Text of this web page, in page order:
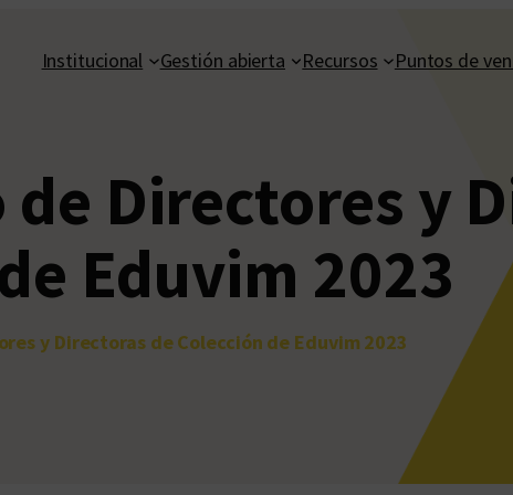
Institucional Gestión abierta Recursos Puntos de
Directores y
Eduvim 2023
y Directoras de Colección de Eduvim 2023